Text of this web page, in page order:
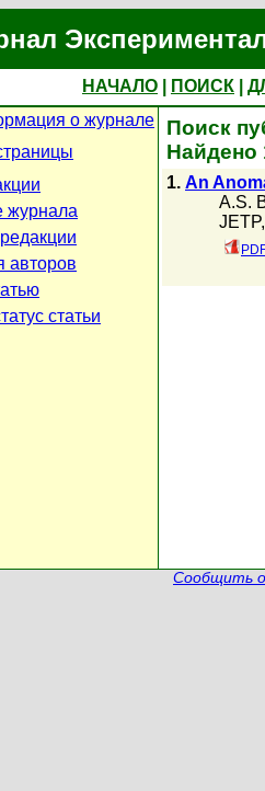
НАЧАЛО ПОИСК
о журнале
журнала
авторов
статьи
Поиск
Найдено
1. An
A.S.
Сообщить о